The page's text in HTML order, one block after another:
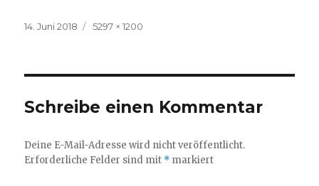
Veröffentlicht
14. Juni 2018
Volle
5297 × 1200
Schreibe einen Kommentar
Deine E-Mail-Adresse wird nicht veröffentlicht.
Erforderliche Felder sind mit * markiert